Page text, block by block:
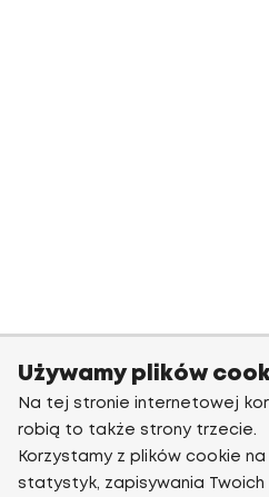
Używamy plików
Na tej stronie internetowej
robią to także strony trzecie.
Korzystamy z plików cookie
statystyk, zapisywania